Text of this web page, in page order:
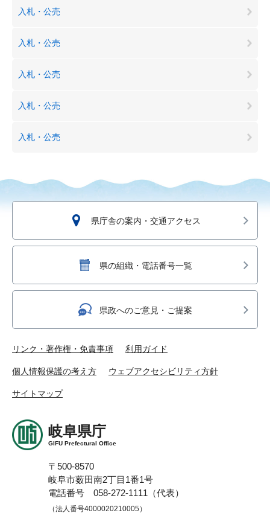
入札・公売
入札・公売
入札・公売
入札・公売
入札・公売
県庁舎の案内・交通アクセス
県の組織・電話番号一覧
県政へのご意見・ご提案
リンク・著作権・免責事項 利用ガイド
個人情報保護の考え方 ウェブアクセシビリティ方針
サイトマップ
岐阜県庁
GIFU Prefectural Office
〒500-8570
岐阜市薮田南2丁目1番1号
電話番号 058-272-1111（代表）
（法人番号4000020210005）